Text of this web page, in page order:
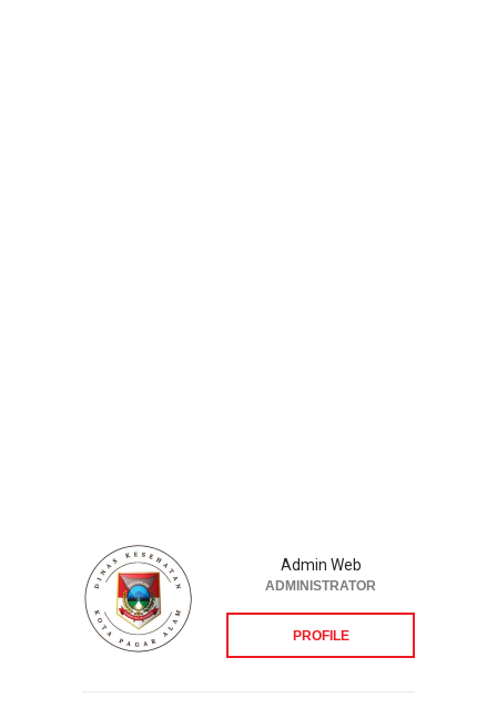
Admin Web
ADMINISTRATOR
PROFILE